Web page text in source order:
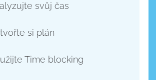
svůj čas
si plán
Time blocking